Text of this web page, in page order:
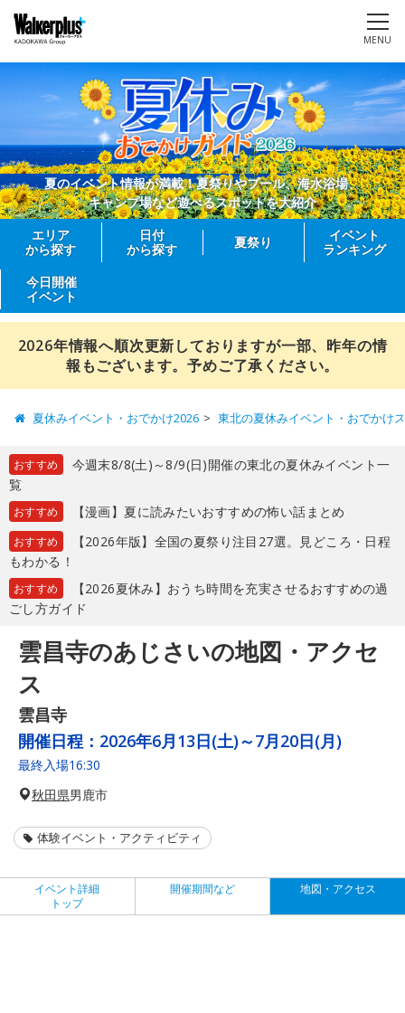
MENU
夏のイベント情報が満載！夏祭りやプール、海水浴場、
キャンプ場など遊べるスポットを大紹介
エリア
から探す
日付
から探す
夏祭り
イベント
ランキング
今日開催
イベント
2026年情報へ順次更新しておりますが一部、昨年の情
報もございます。予めご了承ください。
夏休みイベント・おでかけ2026 東北の夏休みイベント・おでかけ
おすすめ
今週末8/8(土)～8/9(日)開催の東北の夏休みイベント一
覧
おすすめ 【漫画】夏に読みたいおすすめの怖い話まとめ
おすすめ
【2026年版】全国の夏祭り注目27選。見どころ・日程
もわかる！
おすすめ
【2026夏休み】おうち時間を充実させるおすすめの過
ごし方ガイド
雲昌寺のあじさいの地図・アクセ
ス
雲昌寺
開催日程： 2026年6月13日(土)～7月20日(月)
最終入場16:30
秋田県男鹿市
体験イベント・アクティビティ
イベント詳細
トップ
開催期間など 地図・アクセス